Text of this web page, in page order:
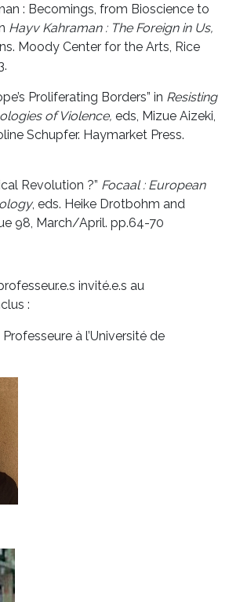
: Becomings, from Bioscience to
Hayv Kahraman : The Foreign in Us,
Moody Center for the Arts, Rice
Proliferating Borders” in Resisting
of Violence, eds, Mizue Aizeki,
Schupfer. Haymarket Press.
Revolution ?” Focaal : European
, eds. Heike Drotbohm and
98, March/April. pp.64-70
invité.e.s au
:
Professeure à l’Université de